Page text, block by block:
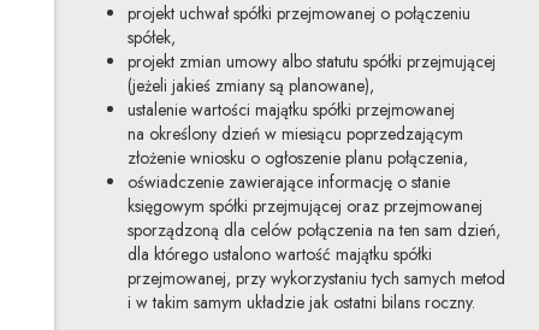
projekt uchwał spółki przejmowanej o połączeniu
spółek,
projekt zmian umowy albo statutu spółki przejmującej
(jeżeli jakieś zmiany są planowane),
ustalenie wartości majątku spółki przejmowanej
na określony dzień w miesiącu poprzedzającym
złożenie wniosku o ogłoszenie planu połączenia,
oświadczenie zawierające informację o stanie
księgowym spółki przejmującej oraz przejmowanej
sporządzoną dla celów połączenia na ten sam dzień,
dla którego ustalono wartość majątku spółki
przejmowanej, przy wykorzystaniu tych samych metod
i w takim samym układzie jak ostatni bilans roczny.